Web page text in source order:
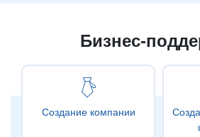
Бизнес-
Создание компании